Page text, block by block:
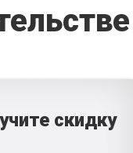
скидку